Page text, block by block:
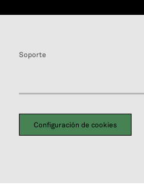
Soporte
Configuración de cookies